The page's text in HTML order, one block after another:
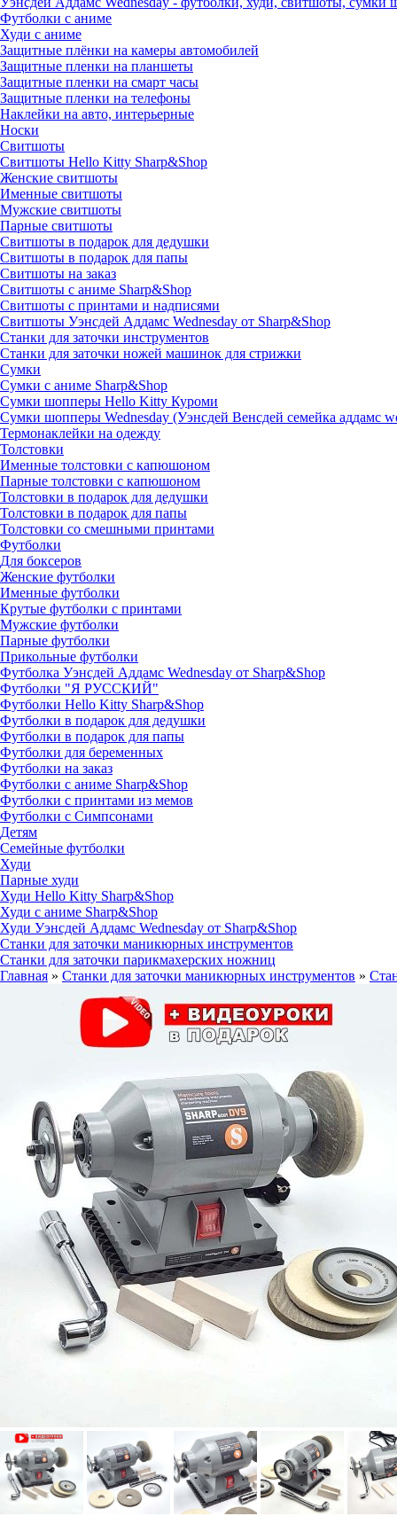
Футболки с аниме
Худи с аниме
Защитные плёнки на камеры автомобилей
Защитные пленки на планшеты
Защитные пленки на смарт часы
Защитные пленки на телефоны
Наклейки на авто, интерьерные
Носки
Свитшоты
Cвитшоты Hello Kitty Sharp&Shop
Женские свитшоты
Именные свитшоты
Мужские свитшоты
Парные свитшоты
Свитшоты в подарок для дедушки
Свитшоты в подарок для папы
Свитшоты на заказ
Свитшоты с аниме Sharp&Shop
Свитшоты с принтами и надписями
Свитшоты Уэнсдей Аддамс Wednesday от Sharp&Shop
Станки для заточки инструментов
Станки для заточки ножей машинок для стрижки
Сумки
Сумки с аниме Sharp&Shop
Сумки шопперы Hello Kitty Куроми
Сумки шопперы Wednesday (Уэнсдей Венсдей семейка аддамс
Термонаклейки на одежду
Толстовки
Именные толстовки с капюшоном
Парные толстовки с капюшоном
Толстовки в подарок для дедушки
Толстовки в подарок для папы
Толстовки со смешными принтами
Футболки
Для боксеров
Женские футболки
Именные футболки
Крутые футболки с принтами
Мужские футболки
Парные футболки
Прикольные футболки
Футболка Уэнсдей Аддамс Wednesday от Sharp&Shop
Футболки "Я РУССКИЙ"
Футболки Hello Kitty Sharp&Shop
Футболки в подарок для дедушки
Футболки в подарок для папы
Футболки для беременных
Футболки на заказ
Футболки с аниме Sharp&Shop
Футболки с принтами из мемов
Футболки с Симпсонами
Детям
Семейные футболки
Худи
Парные худи
Худи Hello Kitty Sharp&Shop
Худи с аниме Sharp&Shop
Худи Уэнсдей Аддамс Wednesday от Sharp&Shop
Станки для заточки маникюрных инструментов
Станки для заточки парикмахерских ножниц
Главная » Станки для заточки маникюрных инструментов »